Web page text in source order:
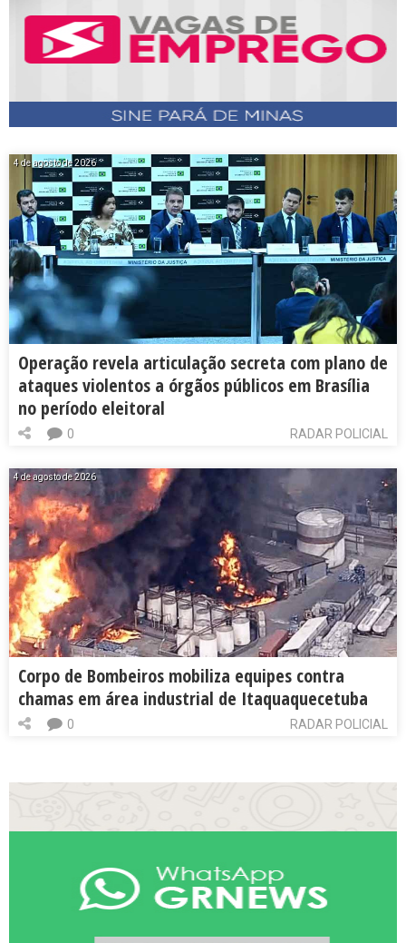
4 de agosto de 2026
Operação revela articulação secreta com plano de
ataques violentos a órgãos públicos em Brasília
no período eleitoral
RADAR POLICIAL
0
4 de agosto de 2026
Corpo de Bombeiros mobiliza equipes contra
chamas em área industrial de Itaquaquecetuba
RADAR POLICIAL
0